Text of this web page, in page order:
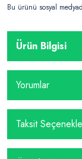
Bu ürünü sosyal
Ürün Bilgisi
Yorumlar
Taksit